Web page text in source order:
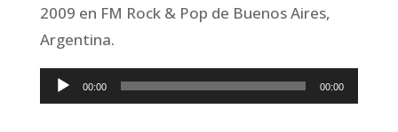
2009 en FM Rock & Pop de Buenos Aires,
Argentina.
Reproductor
de
00:00 00:00